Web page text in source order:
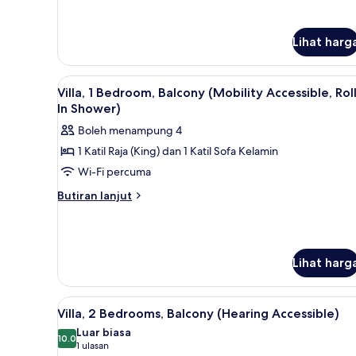
Balcony
Lihat
Lihat
semua
foto
untuk
Villa,
1
Bedroom,
In
Shower)
TV skrin rata, pemain DVD,
7
Villa, 1 Bedroom, Balcony (Mobility Accessible,
In Shower)
Boleh menampung 4
1 Katil Raja (King) dan 1 Katil Sofa Kelamin
Wi-Fi percuma
Butiran lanjut
Butiran
Balcony
(Mobility
Accessible,
In
Shower)
Lihat
Lihat
semua
foto
Cadar kapas Mesir,
13
Villa, 2 Bedrooms, Balcony (Hearing Accessible)
10.010.0 daripada 10
Luar biasa
1 ulasan
(1